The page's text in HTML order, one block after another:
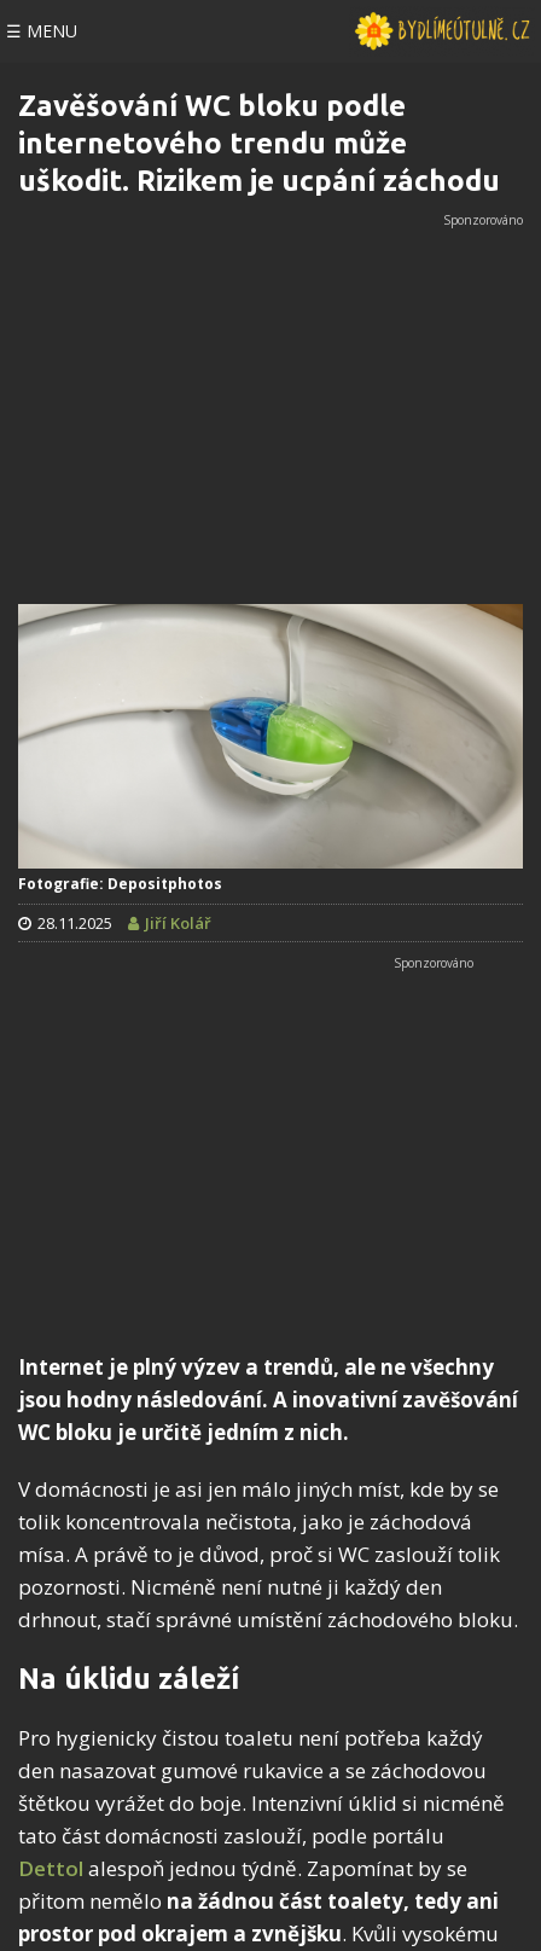
☰ MENU
Zavěšování WC bloku podle
internetového trendu může
uškodit. Rizikem je ucpání záchodu
Fotografie: Depositphotos
28.11.2025 Jiří Kolář
Internet je plný výzev a trendů, ale ne všechny
jsou hodny následování. A inovativní zavěšování
WC bloku je určitě jedním z nich.
V domácnosti je asi jen málo jiných míst, kde by se
tolik koncentrovala nečistota, jako je záchodová
mísa. A právě to je důvod, proč si WC zaslouží tolik
pozornosti. Nicméně není nutné ji každý den
drhnout, stačí správné umístění záchodového bloku.
Na úklidu záleží
Pro hygienicky čistou toaletu není potřeba každý
den nasazovat gumové rukavice a se záchodovou
štětkou vyrážet do boje. Intenzivní úklid si nicméně
tato část domácnosti zaslouží, podle portálu
Dettol alespoň jednou týdně. Zapomínat by se
přitom nemělo na žádnou část toalety, tedy ani
prostor pod okrajem a zvnějšku. Kvůli vysokému